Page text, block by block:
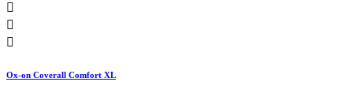



Ox-on Coverall Comfort XL